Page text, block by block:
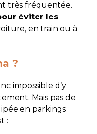
très fréquentée.
éviter les
en train ou à
?
impossible d’y
Mais pas de
en parkings
: